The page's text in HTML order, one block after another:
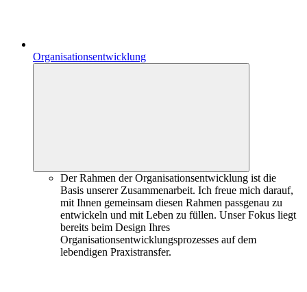
Organisationsentwicklung
Der Rahmen der Organisationsentwicklung ist die
Basis unserer Zusammenarbeit. Ich freue mich darauf,
mit Ihnen gemeinsam diesen Rahmen passgenau zu
entwickeln und mit Leben zu füllen. Unser Fokus liegt
bereits beim Design Ihres
Organisationsentwicklungsprozesses auf dem
lebendigen Praxistransfer.